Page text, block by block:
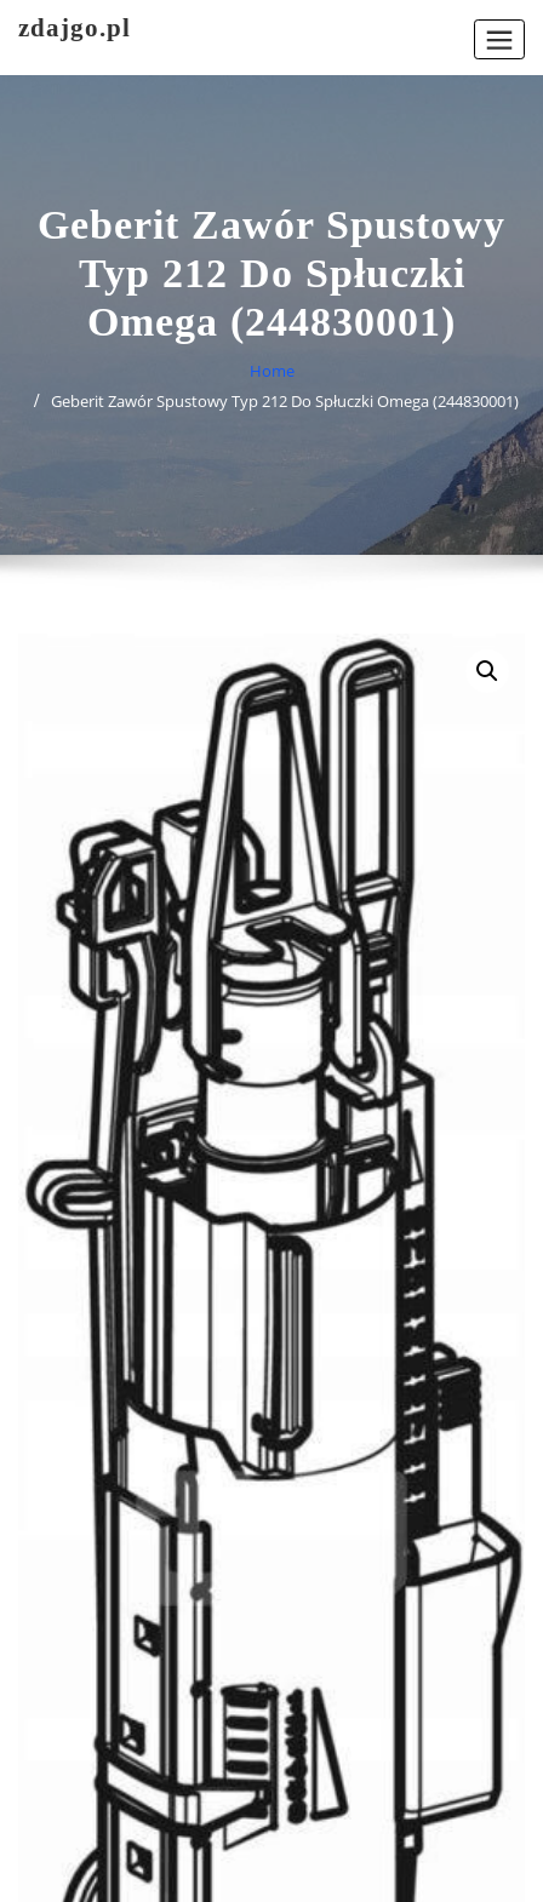
zdajgo.pl
Geberit Zawór Spustowy
Typ 212 Do Spłuczki
Omega (244830001)
Home
Geberit Zawór Spustowy Typ 212 Do Spłuczki Omega (244830001)